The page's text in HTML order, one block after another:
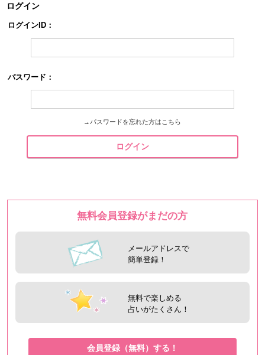
ログイン
ログインID：
パスワード：
→ パスワードを忘れた方はこちら
ログイン
無料会員登録がまだの方
メールアドレスで
簡単登録！
無料で楽しめる
占いがたくさん！
会員登録（無料）する！